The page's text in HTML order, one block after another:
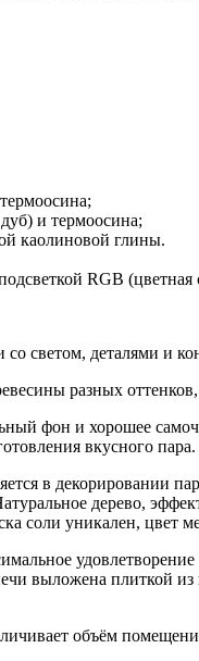
и термоосина;
каолиновой глины.
RGB (цветная
светом, деталями и
разных
фон и хорошее
вкусного пара.
в декорировании
дерево,
соли уникален, цвет
выложена плиткой
объём